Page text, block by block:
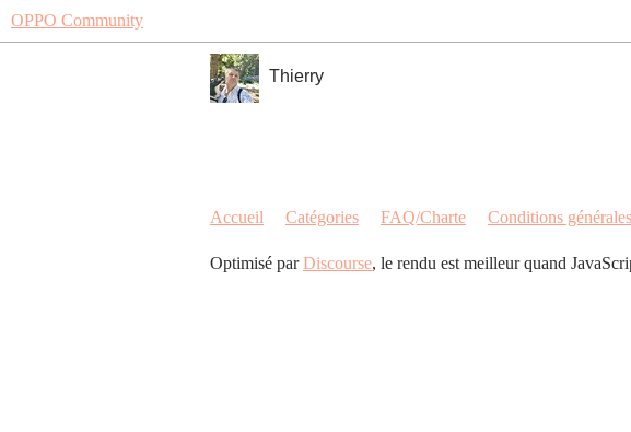
OPPO Community
Thierry
Accueil Catégories FAQ/Charte Conditions
Optimisé parDiscourse, le rendu est meilleur quand